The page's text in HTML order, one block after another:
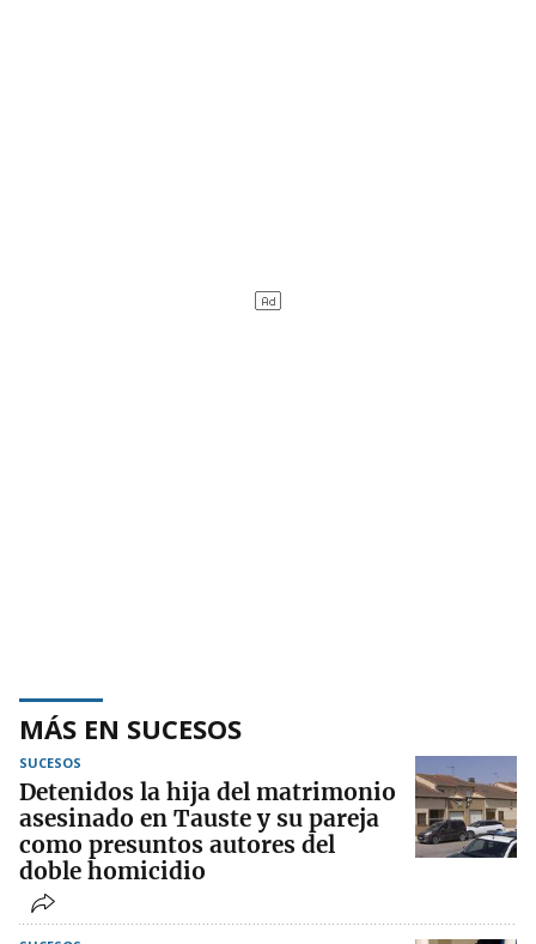
MÁS EN SUCESOS
SUCESOS
Detenidos la hija del matrimonio
asesinado en Tauste y su pareja
como presuntos autores del
doble homicidio